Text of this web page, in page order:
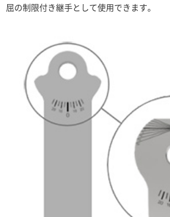
屈の制限付き継手として使用できます。